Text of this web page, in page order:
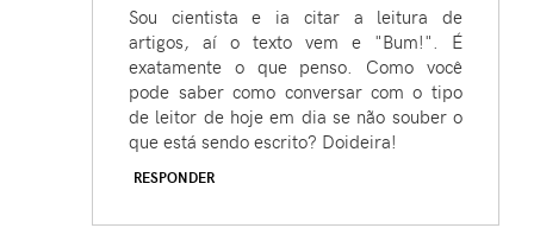
Sou cientista e ia citar a leitura de
artigos, aí o texto vem e "Bum!". É
exatamente o que penso. Como você
pode saber como conversar com o tipo
de leitor de hoje em dia se não souber o
que está sendo escrito? Doideira!
RESPONDER